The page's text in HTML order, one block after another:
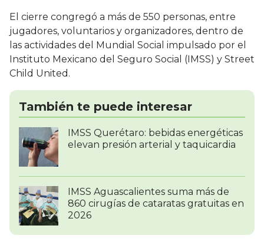
El cierre congregó a más de 550 personas, entre
jugadores, voluntarios y organizadores, dentro de
las actividades del Mundial Social impulsado por el
Instituto Mexicano del Seguro Social (IMSS) y Street
Child United.
También te puede interesar
IMSS Querétaro: bebidas energéticas
elevan presión arterial y taquicardia
IMSS Aguascalientes suma más de
860 cirugías de cataratas gratuitas en
2026